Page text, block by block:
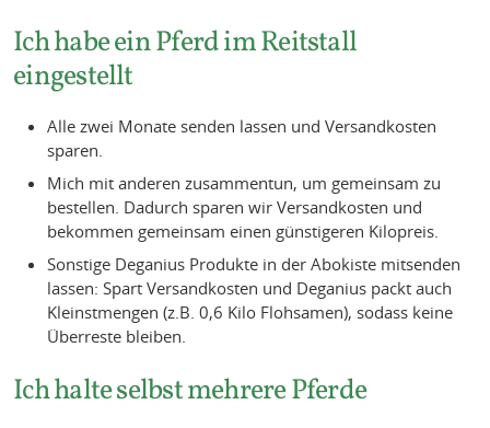
Ich habe ein Pferd im Reitstall
eingestellt
Alle zwei Monate senden lassen und Versandkosten
sparen.
Mich mit anderen zusammentun, um gemeinsam zu
bestellen. Dadurch sparen wir Versandkosten und
bekommen gemeinsam einen günstigeren Kilopreis.
Sonstige Deganius Produkte in der Abokiste mitsenden
lassen: Spart Versandkosten und Deganius packt auch
Kleinstmengen (z.B. 0,6 Kilo Flohsamen), sodass keine
Überreste bleiben.
Ich halte selbst mehrere Pferde